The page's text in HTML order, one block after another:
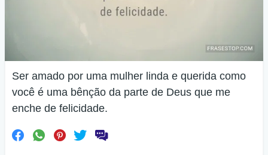
Ser amado por uma mulher linda e querida como
você é uma bênção da parte de Deus que me
enche de felicidade.